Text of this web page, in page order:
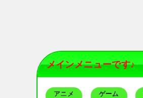
メインメニューです♪
アニメ ゲーム